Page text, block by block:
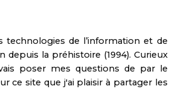
technologies de l’information et de
depuis la préhistoire (1994). Curieux
poser mes questions de par le
ce site que j'ai plaisir à partager les